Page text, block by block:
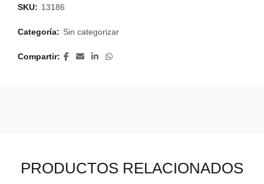
SKU: 13186
Categoría: Sin categorizar
Compartir
PRODUCTOS RELACIONADOS